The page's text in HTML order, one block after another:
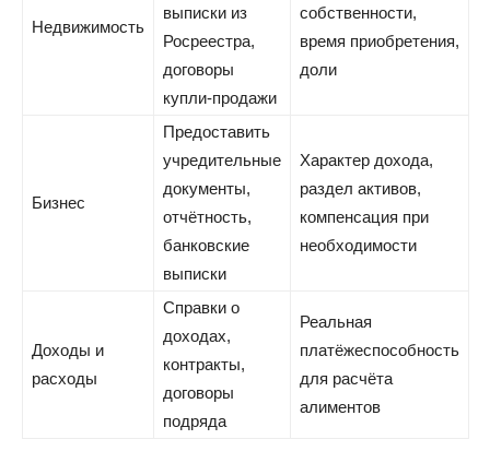
Недвижимость
выписки из
Росреестра,
договоры
купли-продажи
собственности,
время приобретения,
доли
Бизнес
Предоставить
учредительные
документы,
отчётность,
банковские
выписки
Характер дохода,
раздел активов,
компенсация при
необходимости
Доходы и
расходы
Справки о
доходах,
контракты,
договоры
подряда
Реальная
платёжеспособность
для расчёта
алиментов